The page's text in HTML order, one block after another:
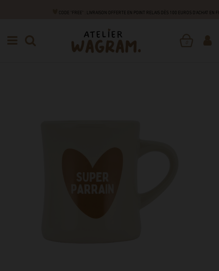
CODE "FREE" : LIVRAISON OFFERTE EN POINT RELAIS DÈS 100 EUROS D'ACHAT EN